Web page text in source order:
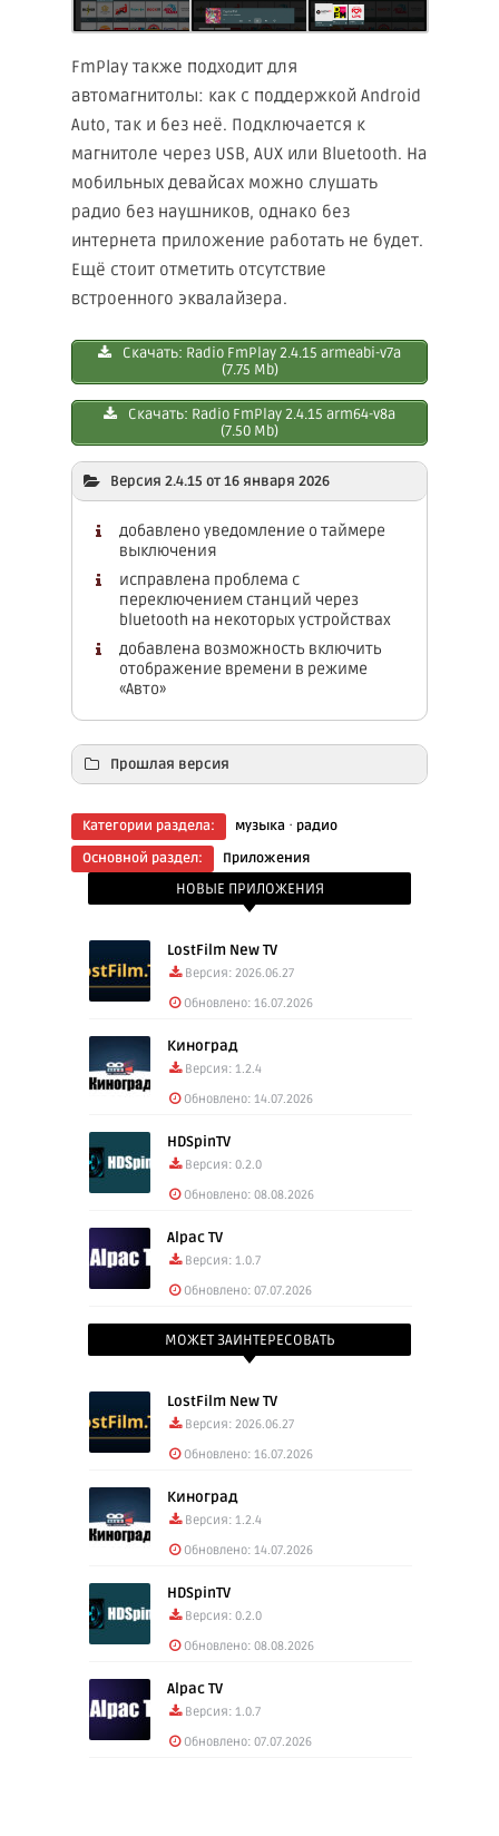
FmPlay также подходит для
автомагнитолы: как с поддержкой Android
Auto, так и без неё. Подключается к
магнитоле через USB, AUX или Bluetooth. На
мобильных девайсах можно слушать
радио без наушников, однако без
интернета приложение работать не будет.
Ещё стоит отметить отсутствие
встроенного эквалайзера.
Скачать: Radio FmPlay 2.4.15 armeabi-v7a
(7.75 Mb)
Скачать: Rаdio FmPlay 2.4.15 arm64-v8a
(7.50 Mb)
Версия 2.4.15 от 16 января 2026
добавлено уведомление о таймере
выключения
исправлена проблема с
переключением станций через
bluetooth на некоторых устройствах
добавлена возможность включить
отображение времени в режиме
«Авто»
Прошлая версия
Скачать: Radio FmPlay 2.4.14 armeabi-v7a
(7.75 Mb)
Скачать: Rаdio FmPlay 2.4.14 arm64-v8a
(7.50 Mb)
Категории раздела: музыка · радио
Основной раздел:
Приложения
НОВЫЕ ПРИЛОЖЕНИЯ
LostFilm New TV
Версия: 2026.06.27
Обновлено: 16.07.2026
Киноград
Версия: 1.2.4
Обновлено: 14.07.2026
HDSpinTV
Версия: 0.2.0
Обновлено: 08.08.2026
Alpac TV
Версия: 1.0.7
Обновлено: 07.07.2026
МОЖЕТ ЗАИНТЕРЕСОВАТЬ
LostFilm New TV
Версия: 2026.06.27
Обновлено: 16.07.2026
Киноград
Версия: 1.2.4
Обновлено: 14.07.2026
HDSpinTV
Версия: 0.2.0
Обновлено: 08.08.2026
Alpac TV
Версия: 1.0.7
Обновлено: 07.07.2026